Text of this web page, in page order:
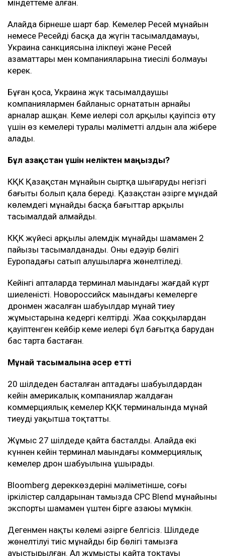
міндеттеме алған.
Алайда бірнеше шарт бар. Кемелер Ресей мұнайын
немесе Ресейдің басқа да жүгін тасымалдамауы,
Украина санкциясына ілікпеуі және Ресей
азаматтары мен компанияларына тиесілі болмауы
керек.
Бұған қоса, Украина жүк тасымалдаушы
компаниялармен байланыс орнататын арнайы
арналар ашқан. Кеме иелері сол арқылы қауіпсіз өту
үшін өз кемелері туралы мәліметті алдын ала жібере
алады.
Бұл Қазақстан үшін неліктен маңызды?
КҚК Қазақстан мұнайын сыртқа шығарудың негізгі
бағыты болып қала береді. Қазақстан әзірге мұндай
көлемдегі мұнайды басқа бағыттар арқылы
тасымалдай алмайды.
КҚК жүйесі арқылы әлемдік мұнайдың шамамен 2
пайызы тасымалданады. Оның едәуір бөлігі
Еуропадағы сатып алушыларға жөнелтіледі.
Кейінгі апталарда терминал маңындағы жағдай күрт
шиеленісті. Новороссийск маңындағы кемелерге
дронмен жасалған шабуылдар мұнай тиеу
жұмыстарына кедергі келтірді. Жаңа соққылардан
қауіптенген кейбір кеме иелері бұл бағытқа барудан
бас тарта бастаған.
Мұнай тасымалына әсер етті
20 шілдеден басталған аптадағы шабуылдардан
кейін америкалық компаниялар жалдаған
коммерциялық кемелер КҚК терминалында мұнай
тиеуді уақытша тоқтатты.
Жұмыс 27 шілдеде қайта басталды. Алайда екі
күннен кейін терминал маңындағы коммерциялық
кемелер дрон шабуылына ұшырады.
Bloomberg дереккөздерінің мәліметінше, соңғы
іркілістер салдарынан тамызда CPC Blend мұнайының
экспорты шамамен үштен бірге азаюы мүмкін.
Дегенмен нақты көлемі әзірге белгісіз. Шілдеде
жөнелтілуі тиіс мұнайдың бір бөлігі тамызға
ауыстырылған. Ал жұмыстың қайта тоқтауы